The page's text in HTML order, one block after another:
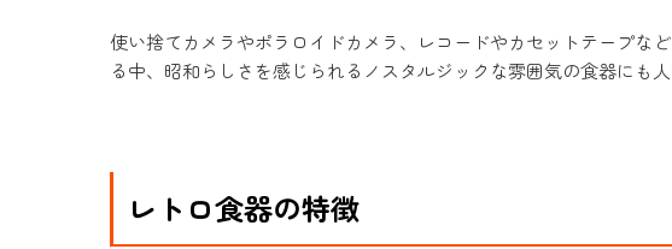
使い捨てカメラやポラロイドカメラ、レコードやカセットテープな
る中、昭和らしさを感じられるノスタルジックな雰囲気の食器にも人
レトロ食器の特徴